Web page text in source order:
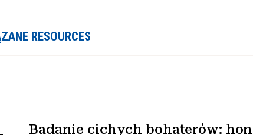
RESOURCES
Badanie cichych bohaterów: